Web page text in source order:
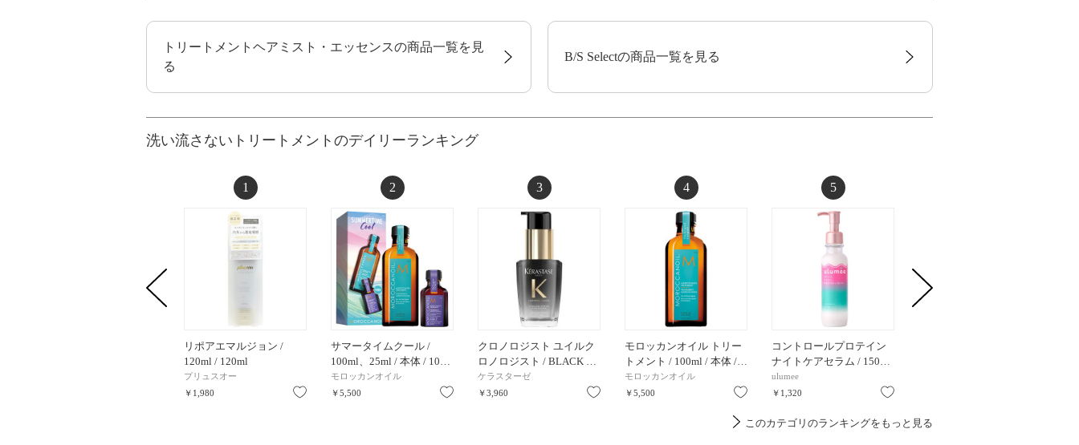
トリートメントヘアミスト・エッセンスの商品一覧を見
る
B/S Selectの商品一覧を見る
洗い流さないトリートメントのデイリーランキング
1
リポアエマルジョン /
120ml / 120ml
プリュスオー
￥1,980
お気に入り
2
サマータイムクール /
100ml、25ml / 本体 / 10…
モロッカンオイル
￥5,500
お気に入り
3
クロノロジスト ユイルク
ロノロジスト / BLACK …
ケラスターゼ
￥3,960
お気に入り
4
モロッカンオイル トリー
トメント / 100ml / 本体 /…
モロッカンオイル
￥5,500
お気に入り
5
コントロールプロテイン
ナイトケアセラム / 150…
ulumee
￥1,320
このカテゴリのランキングをもっと見る